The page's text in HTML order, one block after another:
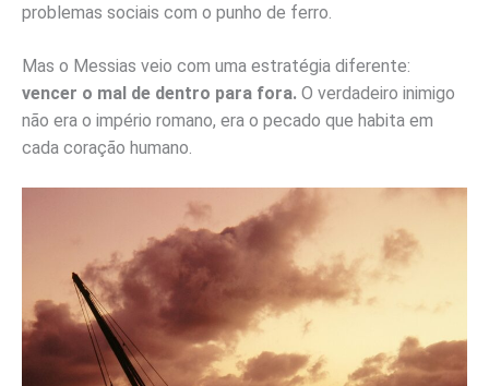
problemas sociais com o punho de ferro.
Mas o Messias veio com uma estratégia diferente:
vencer o mal de dentro para fora. O verdadeiro inimigo
não era o império romano, era o pecado que habita em
cada coração humano.